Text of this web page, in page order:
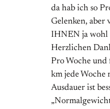
da hab ich so
Gelenken, aber
IHNEN ja wohl
Herzlichen
Pro Woche
km jede Woche
Ausdauer ist